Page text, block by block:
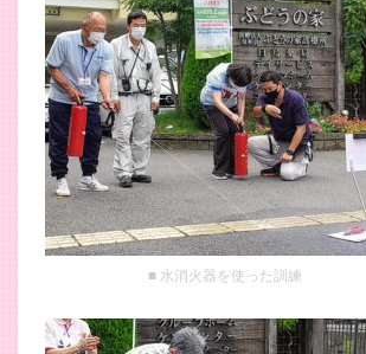
水消火器を使った訓練